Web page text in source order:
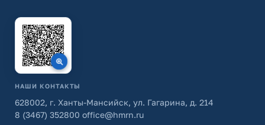
НАШИ КОНТАКТЫ
628002, г. Ханты-Мансийск, ул. Гагарина, д. 214
8 (3467) 352800 office@hmrn.ru